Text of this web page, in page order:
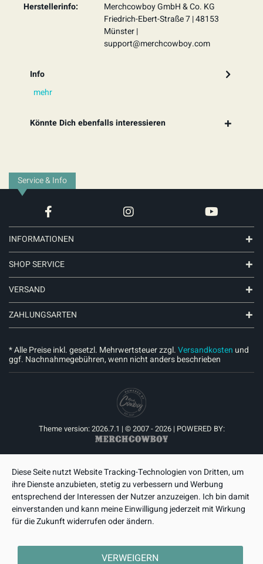
Herstellerinfo:
Merchcowboy GmbH & Co. KG
Friedrich-Ebert-Straße 7 | 48153
Münster |
support@merchcowboy.com
Info
mehr
Könnte Dich ebenfalls interessieren
Service & Info
INFORMATIONEN
SHOP SERVICE
VERSAND
ZAHLUNGSARTEN
* Alle Preise inkl. gesetzl. Mehrwertsteuer zzgl.Versandkosten und
ggf. Nachnahmegebühren, wenn nicht anders beschrieben
Theme version: 2026.7.1 | © 2007 - 2026 | POWERED BY:
Diese Seite nutzt Website Tracking-Technologien von Dritten, um
ihre Dienste anzubieten, stetig zu verbessern und Werbung
entsprechend der Interessen der Nutzer anzuzeigen. Ich bin damit
einverstanden und kann meine Einwilligung jederzeit mit Wirkung
für die Zukunft widerrufen oder ändern.
VERWEIGERN